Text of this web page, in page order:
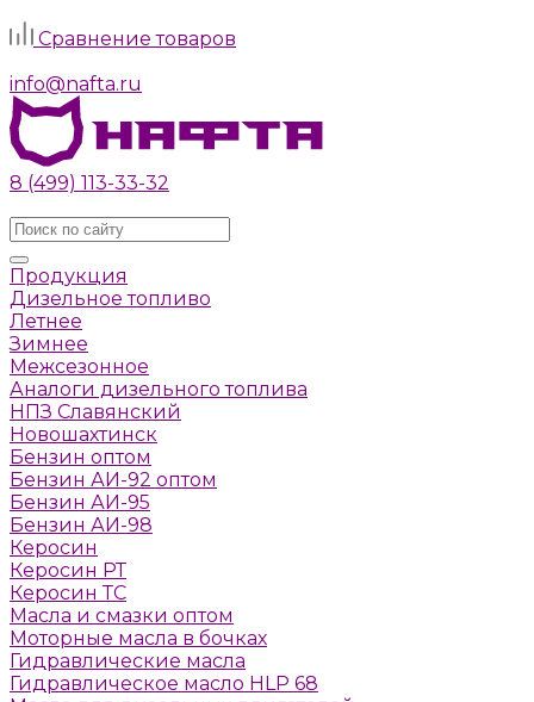
Сравнение товаров
info@nafta.ru
8 (499) 113-33-32
Продукция
Дизельное топливо
Летнее
Зимнее
Межсезонное
Аналоги дизельного топлива
НПЗ Славянский
Новошахтинск
Бензин оптом
Бензин АИ-92 оптом
Бензин АИ-95
Бензин АИ-98
Керосин
Керосин РТ
Керосин ТС
Масла и смазки оптом
Моторные масла в бочках
Гидравлические масла
Гидравлическое масло HLP 68